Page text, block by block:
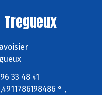
Tregueux
33 48 41
° ,